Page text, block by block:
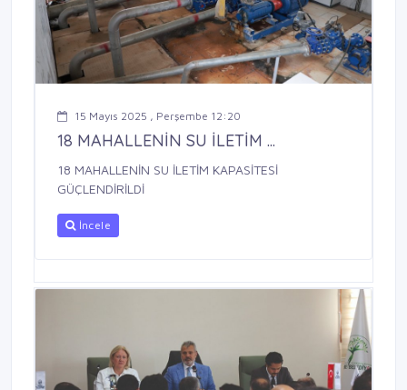
15 Mayıs 2025 , Perşembe 12:20
18 MAHALLENİN SU İLETİM ...
18 MAHALLENİN SU İLETİM KAPASİTESİ
GÜÇLENDİRİLDİ
İncele